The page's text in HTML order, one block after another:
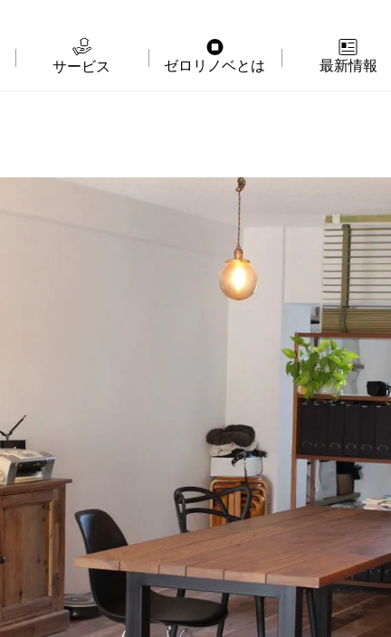
サービス ゼロリノベとは
ゼロリノベの安心予算
満足度アンケート
メディア掲載
最新情報
資料ダウン
よくある質